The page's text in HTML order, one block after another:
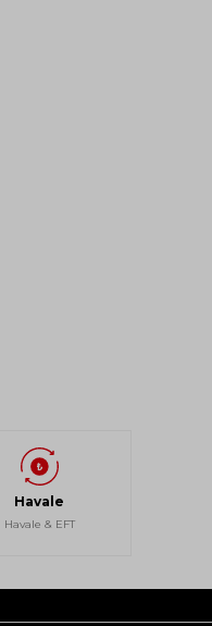
Havale
Havale & EFT